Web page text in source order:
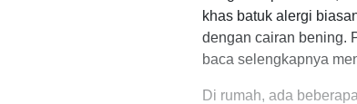
khas batuk alergi
dengan cairan bening.
baca selengkapnya
Di rumah, ada